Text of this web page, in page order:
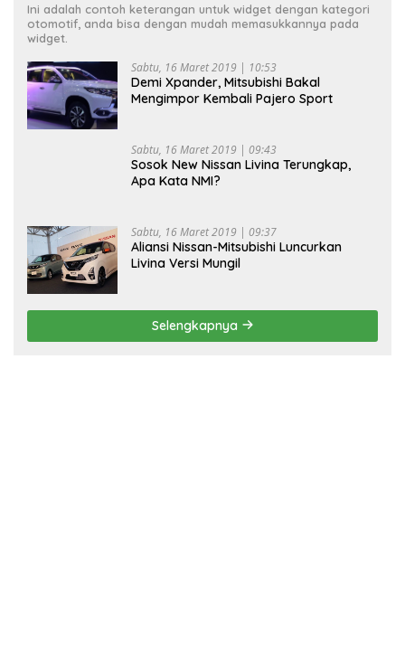
Ini adalah contoh keterangan untuk widget dengan kategori
otomotif, anda bisa dengan mudah memasukkannya pada
widget.
Sabtu, 16 Maret 2019 | 10:53
Demi Xpander, Mitsubishi Bakal
Mengimpor Kembali Pajero Sport
Sabtu, 16 Maret 2019 | 09:43
Sosok New Nissan Livina Terungkap,
Apa Kata NMI?
Sabtu, 16 Maret 2019 | 09:37
Aliansi Nissan-Mitsubishi Luncurkan
Livina Versi Mungil
Selengkapnya